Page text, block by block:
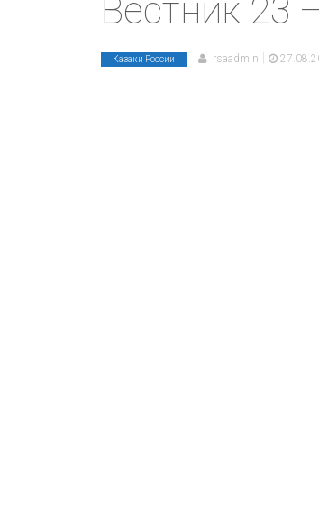
Вестник 23
Казаки России rsaadmin